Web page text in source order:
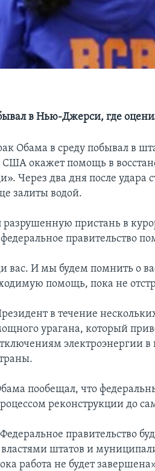
в Нью-Джерси, где
Обама в среду побывал в
США окажет помощь в
Через два дня после
залиты водой.
разрушенную пристань в
правительство
вас. И мы будем помнить о
помощь, пока не
в течение
урагана, который
электроэнергии в
пообещал, что
реконструкции до
правительство
властями штатов и
работа не будет